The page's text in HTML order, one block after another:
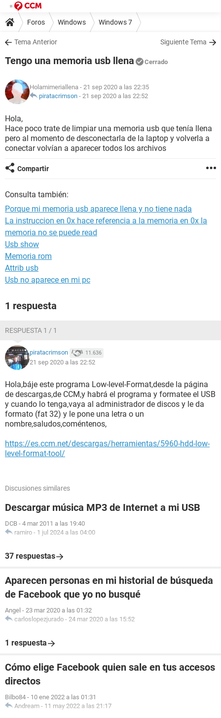
Foros Windows Windows 7
Tema Anterior Siguiente Tema
Tengo una memoria usb llena Cerrado
Holamimeriallena - 21 sep 2020 a las 22:35
piratacrimson - 21 sep 2020 a las 22:52
Hola,
Hace poco trate de limpiar una memoria usb que tenía llena
pero al momento de desconectarla de la laptop y volverla a
conectar volvían a aparecer todos los archivos
Compartir
Consulta también:
Porque mi memoria usb aparece llena y no tiene nada
La instruccion en 0x hace referencia a la memoria en 0x la
memoria no se puede read
Usb show
Memoria rom
Attrib usb
Usb no aparece en mi pc
1 respuesta
RESPUESTA 1 / 1
piratacrimson 11.636
21 sep 2020 a las 22:52
Hola,báje este programa Low-level-Format,desde la página
de descargas,de CCM,y habrá el programa y formatee el USB
y cuando lo tenga,vaya al administrador de discos y le da
formato (fat 32) y le pone una letra o un
nombre,saludos,coméntenos,
https://es.ccm.net/descargas/herramientas/5960-hdd-low-
level-format-tool/
Discusiones similares
Descargar música MP3 de Internet a mi USB
DCB - 4 mar 2011 a las 19:40
ramiro - 1 jul 2024 a las 04:00
37 respuestas
Aparecen personas en mi historial de búsqueda
de Facebook que yo no busqué
Angel - 23 mar 2020 a las 01:32
carloslopezjurado - 24 mar 2020 a las 15:52
1 respuesta
Cómo elige Facebook quien sale en tus accesos
directos
Bilbo84 - 10 ene 2022 a las 01:31
Andream - 11 may 2022 a las 21:17